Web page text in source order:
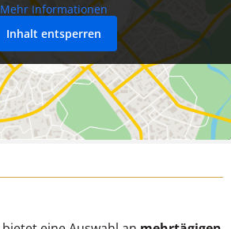
Mehr Informationen
Inhalt entsperren